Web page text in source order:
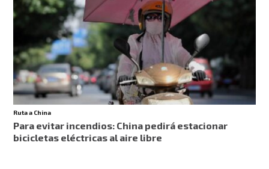
Ruta a China
Para evitar incendios: China pedirá estacionar
bicicletas eléctricas al aire libre